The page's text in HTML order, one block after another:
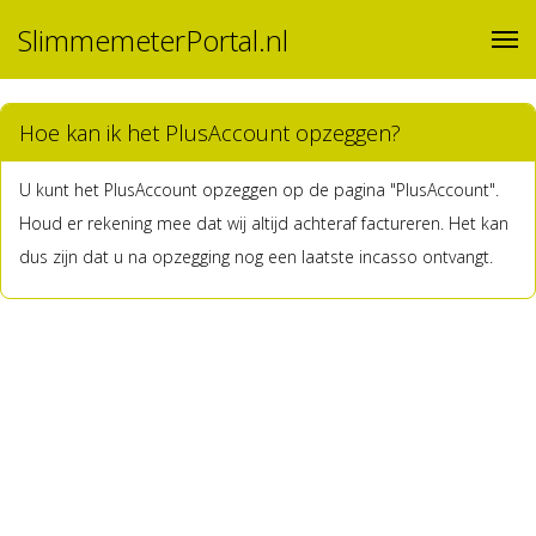
SlimmemeterPortal.nl
Hoe kan ik het PlusAccount opzeggen?
U kunt het PlusAccount opzeggen op de pagina "PlusAccount".
Houd er rekening mee dat wij altijd achteraf factureren. Het kan
dus zijn dat u na opzegging nog een laatste incasso ontvangt.